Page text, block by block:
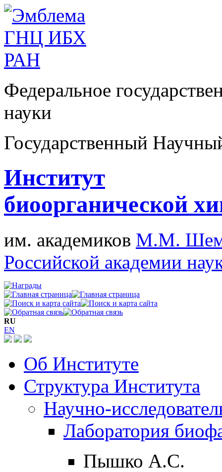
Федеральное
науки
Государственный
Институт
биоорганической
им. академиков М.М.
Российской академии
RU
EN
Об Институте
Структура Института
Научно-
Лаборатория
Пышко А.С.